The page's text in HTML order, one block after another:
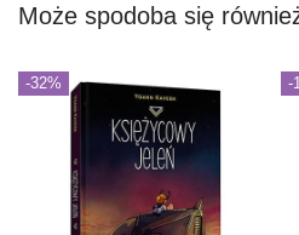
Może spodoba się
-32% -